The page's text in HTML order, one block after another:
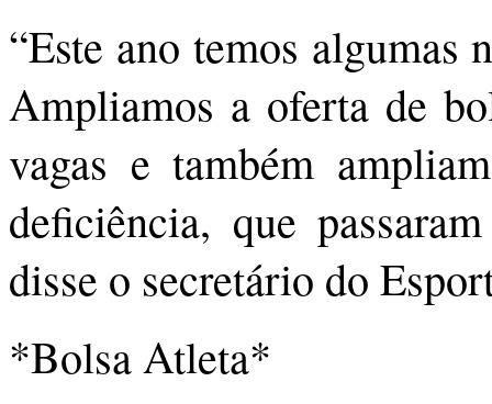
“Este ano temos algumas
Ampliamos a oferta de
vagas e também
deficiência, que
disse o secretário do
*Bolsa Atleta*